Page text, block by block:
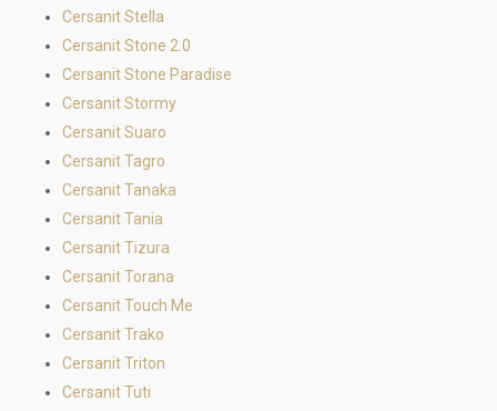
Cersanit Stella
Cersanit Stone 2.0
Cersanit Stone Paradise
Cersanit Stormy
Cersanit Suaro
Cersanit Tagro
Cersanit Tanaka
Cersanit Tania
Cersanit Tizura
Cersanit Torana
Cersanit Touch Me
Cersanit Trako
Cersanit Triton
Cersanit Tuti